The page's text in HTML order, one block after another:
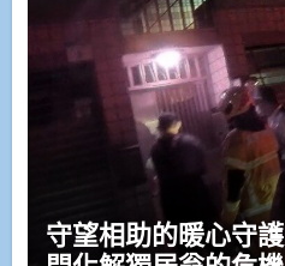
守望相助的暖心守護 湖內警消聯手破